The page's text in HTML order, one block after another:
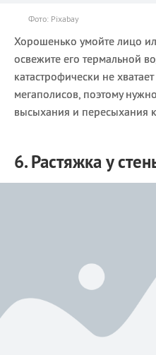
Фото: Pixabay
Хорошенько умойте лицо
освежите его термальной
катастрофически не
мегаполисов, поэтому
высыхания и пересыхания
6. Растяжка у